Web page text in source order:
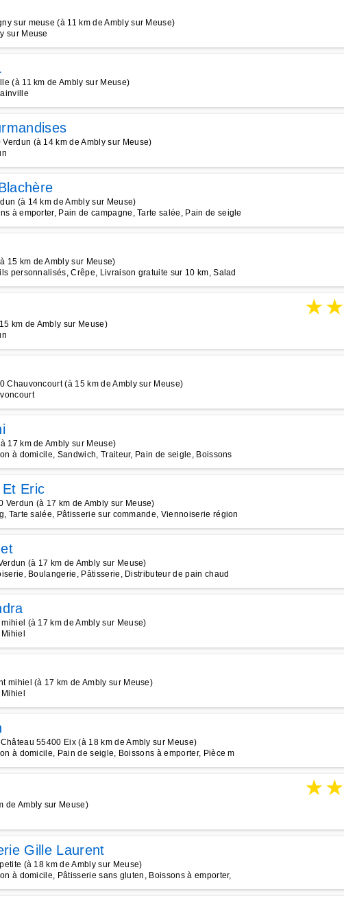
sur meuse (à 11 km de Ambly sur Meuse)
sur Meuse
(à 11 km de Ambly sur Meuse)
(à 14 km de Ambly sur Meuse)
(à 14 km de Ambly sur Meuse)
à emporter, Pain de campagne, Tarte salée, Pain de seigle
15 km de Ambly sur Meuse)
personnalisés, Crêpe, Livraison gratuite sur 10 km, Salad
★★
km de Ambly sur Meuse)
Chauvoncourt (à 15 km de Ambly sur Meuse)
17 km de Ambly sur Meuse)
à domicile, Sandwich, Traiteur, Pain de seigle, Boissons
Eric
(à 17 km de Ambly sur Meuse)
Tarte salée, Pâtisserie sur commande, Viennoiserie région
(à 17 km de Ambly sur Meuse)
Boulangerie, Pâtisserie, Distributeur de pain chaud
(à 17 km de Ambly sur Meuse)
mihiel (à 17 km de Ambly sur Meuse)
55400 Eix (à 18 km de Ambly sur Meuse)
à domicile, Pain de seigle, Boissons à emporter, Pièce m
★★
de Ambly sur Meuse)
Gille Laurent
(à 18 km de Ambly sur Meuse)
à domicile, Pâtisserie sans gluten, Boissons à emporter,